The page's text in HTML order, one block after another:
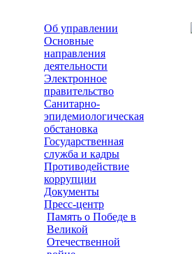
Об управлении
Основные
направления
деятельности
Электронное
правительство
Санитарно-
эпидемиологическая
обстановка
Государственная
служба и кадры
Противодействие
коррупции
Документы
Пресс-центр
Память о Победе в
Великой
Отечественной